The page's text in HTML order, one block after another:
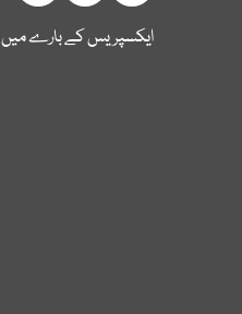
ایکسپریس کے بارے میں